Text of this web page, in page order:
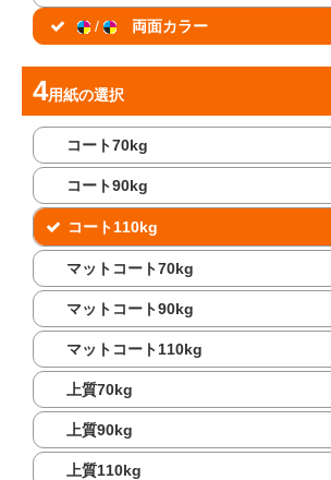
/ 両面カラー
用紙の選択
コート70kg
コート90kg
コート110kg
マットコート70kg
マットコート90kg
マットコート110kg
上質70kg
上質90kg
上質110kg